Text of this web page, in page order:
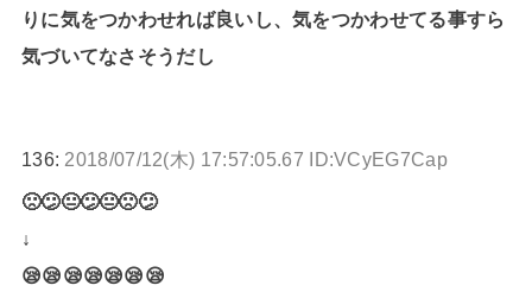
りに気をつかわせれば良いし、気をつかわせてる事すら
気づいてなさそうだし
136: 2018/07/12(木) 17:57:05.67 ID:VCyEG7Cap
🙁😕😐😕😐🙁😕
↓
😪😪😪😪😪😪😪